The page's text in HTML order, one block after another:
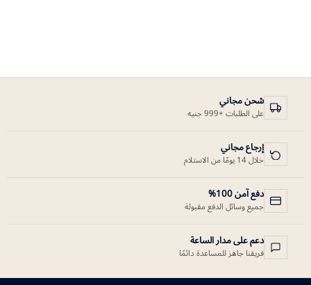
شحن مجاني
على الطلبات +999 جنيه
إرجاع مجاني
خلال 14 يومًا من الاستلام
دفع آمن 100%
جميع وسائل الدفع مقبولة
دعم على مدار الساعة
فريقنا جاهز للمساعدة دائمًا